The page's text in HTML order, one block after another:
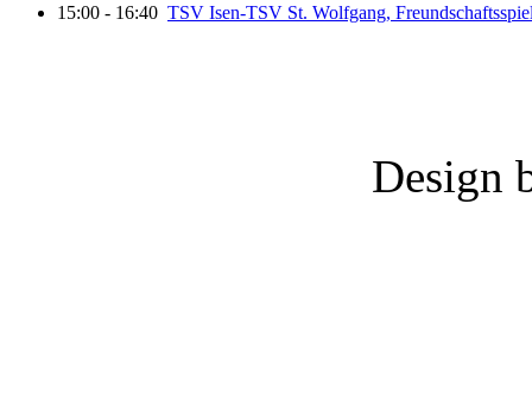
15:00 - 16:40 TSV Isen-TSV St. Wolfgang,
Design